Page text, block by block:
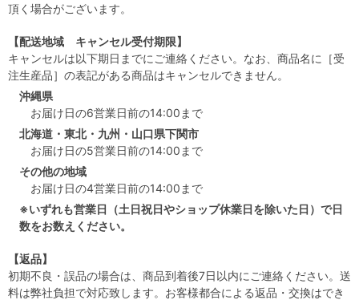
頂く場合がございます。
【配送地域 キャンセル受付期限】
キャンセルは以下期日までにご連絡ください。なお、商品名に［受
注生産品］の表記がある商品はキャンセルできません。
沖縄県
お届け日の6営業日前の14:00まで
北海道・東北・九州・山口県下関市
お届け日の5営業日前の14:00まで
その他の地域
お届け日の4営業日前の14:00まで
※いずれも営業日（土日祝日やショップ休業日を除いた日）で日
数をお数えください。
【返品】
初期不良・誤品の場合は、商品到着後7日以内にご連絡ください。送
料は弊社負担で対応致します。お客様都合による返品・交換はでき